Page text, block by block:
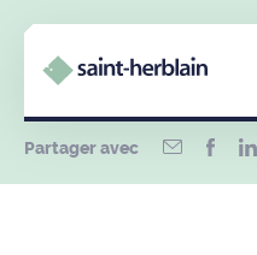
Partager avec